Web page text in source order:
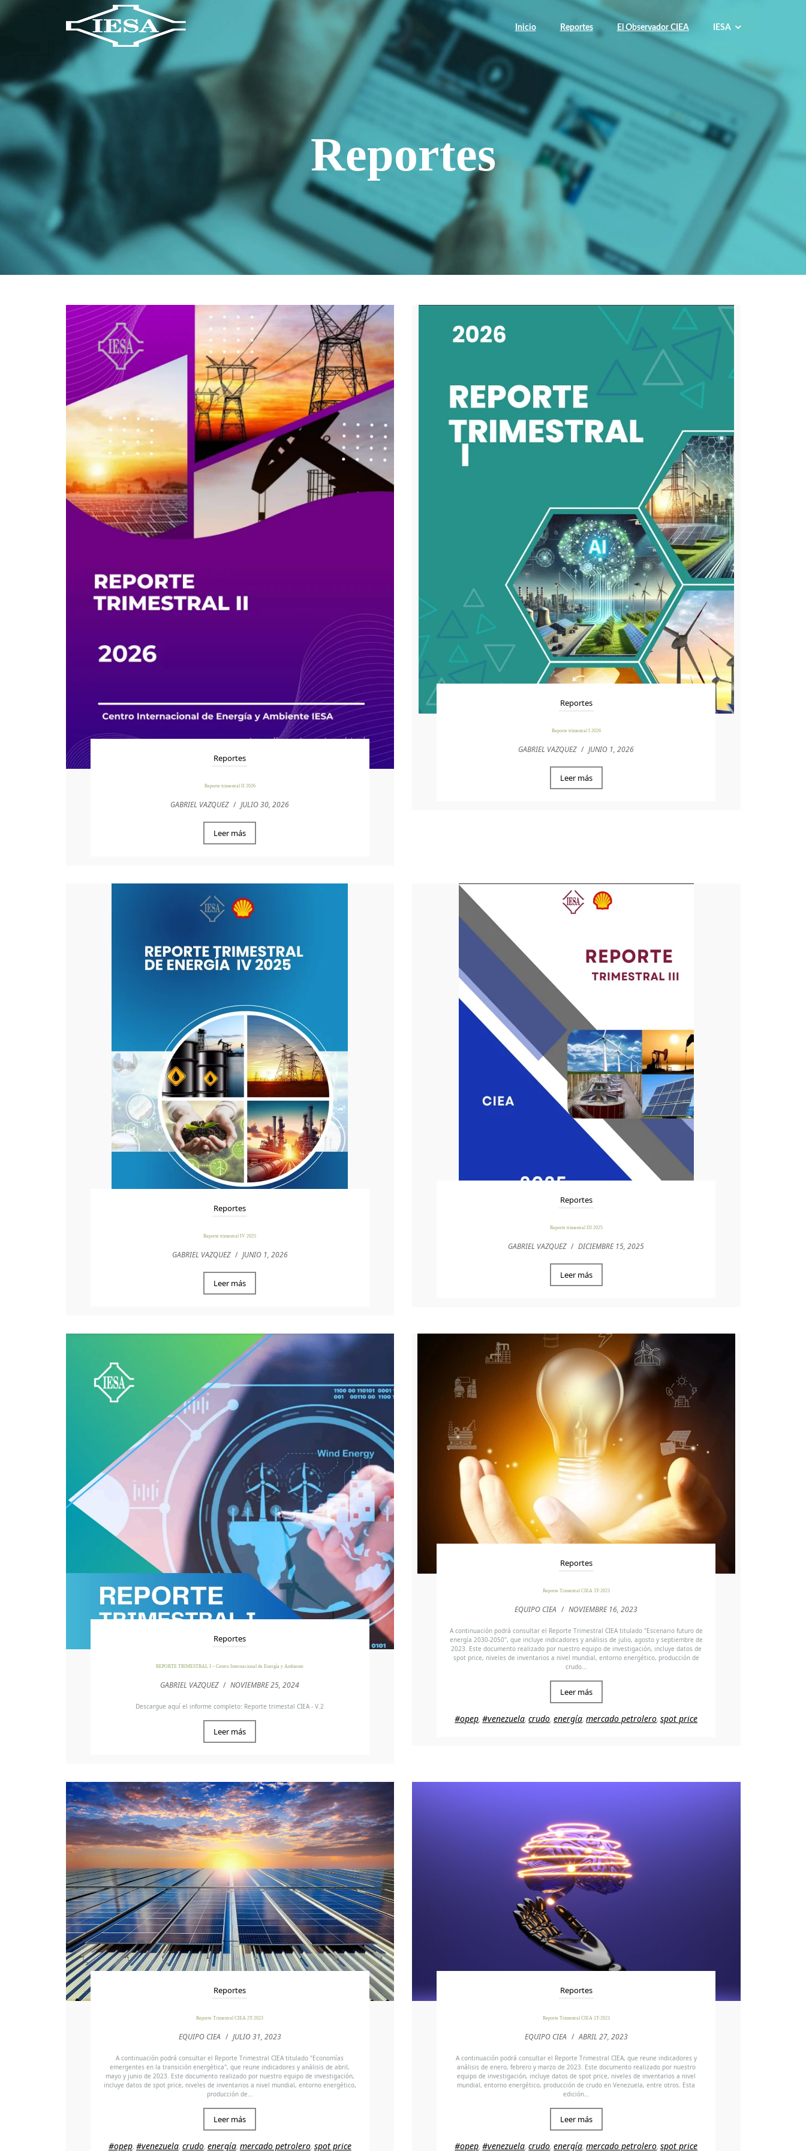
Inicio Reportes El Observador CIEA IESA
Reportes
Reportes
Reporte trimestral II 2026
GABRIEL VAZQUEZ / JULIO 30, 2026
Leer más
Reportes
Reporte trimestral I 2026
GABRIEL VAZQUEZ / JUNIO 1, 2026
Leer más
Reportes
Reporte trimestral IV 2025
GABRIEL VAZQUEZ / JUNIO 1, 2026
Leer más
Reportes
Reporte trimestral III 2025
GABRIEL VAZQUEZ / DICIEMBRE 15, 2025
Leer más
Reportes
REPORTE TRIMESTRAL I – Centro Internacional de Energía y Ambiente
GABRIEL VAZQUEZ / NOVIEMBRE 25, 2024
Descargue aquí el informe completo: Reporte trimestal CIEA - V.2
Leer más
Reportes
Reporte Trimestral CIEA 3T-2023
EQUIPO CIEA / NOVIEMBRE 16, 2023
A continuación podrá consultar el Reporte Trimestral CIEA titulado "Escenario futuro de
energía 2030-2050", que incluye indicadores y análisis de julio, agosto y septiembre de
2023. Este documento realizado por nuestro equipo de investigación, incluye datos de
spot price, niveles de inventarios a nivel mundial, entorno energético, producción de
crudo...
Leer más
#opep,#venezuela,crudo,energía,mercado petrolero,spot price
Reportes
Reporte Trimestral CIEA 2T-2023
EQUIPO CIEA / JULIO 31, 2023
A continuación podrá consultar el Reporte Trimestral CIEA titulado "Economías
emergentes en la transición energética", que reune indicadores y análisis de abril,
mayo y junio de 2023. Este documento realizado por nuestro equipo de investigación,
incluye datos de spot price, niveles de inventarios a nivel mundial, entorno energético,
producción de...
Leer más
#opep, #venezuela, crudo, energía, mercado petrolero, spot price
Reportes
Reporte Trimestral CIEA 1T-2023
EQUIPO CIEA / ABRIL 27, 2023
A continuación podrá consultar el Reporte Trimestral CIEA, que reune indicadores y
análisis de enero, febrero y marzo de 2023. Este documento realizado por nuestro
equipo de investigación, incluye datos de spot price, niveles de inventarios a nivel
mundial, entorno energético, producción de crudo en Venezuela, entre otros. Esta
edición...
Leer más
#opep,#venezuela,crudo,energía,mercado petrolero,spot price